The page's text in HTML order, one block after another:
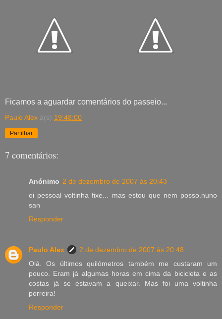
Ficamos a aguardar comentários do passeio...
Paulo Alex à(s) 19:48:00
Partilhar
7 comentários:
Anónimo 2 de dezembro de 2007 às 20:43
oi pessoal voltinha fixe... mas estou que nem posso.nuno
san
Responder
Paulo Alex
2 de dezembro de 2007 às 20:48
Olá. Os últimos quilómetros também me custaram um
pouco. Eram já algumas horas em cima da bicicleta e as
costas já se estavam a queixar. Mas foi uma voltinha
porreira!
Responder